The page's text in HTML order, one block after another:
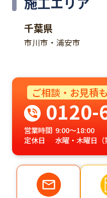
千葉県
市川市・浦安市
ご相談・お見積
0120-
営業時間 9:00～18:00
定休日
水曜・木曜日（